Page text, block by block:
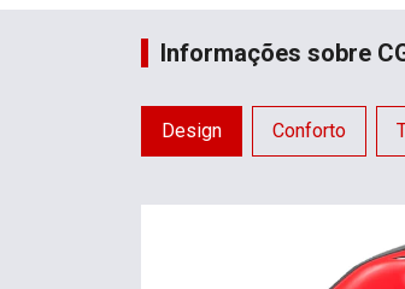
Informações sobre
Design Conforto